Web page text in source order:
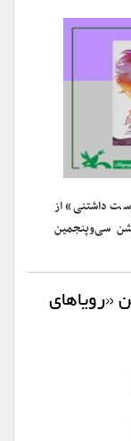
داشتنی» از
سی‌وپنجمین
«رویاهای